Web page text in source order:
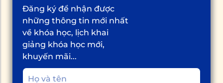
Đăng ký để nhận được
những thông tin mới nhất
về khóa học, lịch khai
giảng khóa học mới,
khuyến mãi...